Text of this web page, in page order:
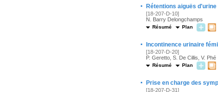
· Rétentions aiguës
[18-207-D-10]
N. Barry Delongchamps
Résumé Plan
· Incontinence urinaire
[18-207-D-20]
P. Geretto, S. De Cillis, V. Phé
Résumé Plan
· Prise en charge des
[18-207-D-31]